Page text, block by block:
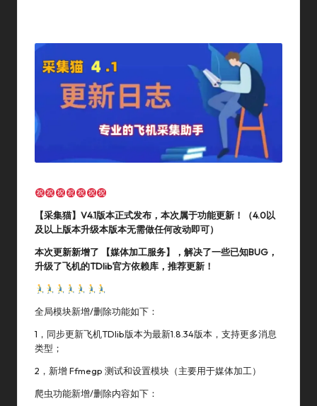
【采集猫】 V4.1版本正式发布，本次属于功能更新！（4.0以
及以上版本升级本版本无需做任何改动即可）
本次更新新增了 【媒体加工服务】，解决了一些已知BUG，
升级了飞机的TDlib官方依赖库，推荐更新！
全局模块新增/删除功能如下：
1，同步更新飞机TDlib版本为最新1.8.34版本，支持更多消息
类型；
2，新增 Ffmegp 测试和设置模块（主要用于媒体加工）
爬虫功能新增/删除内容如下：